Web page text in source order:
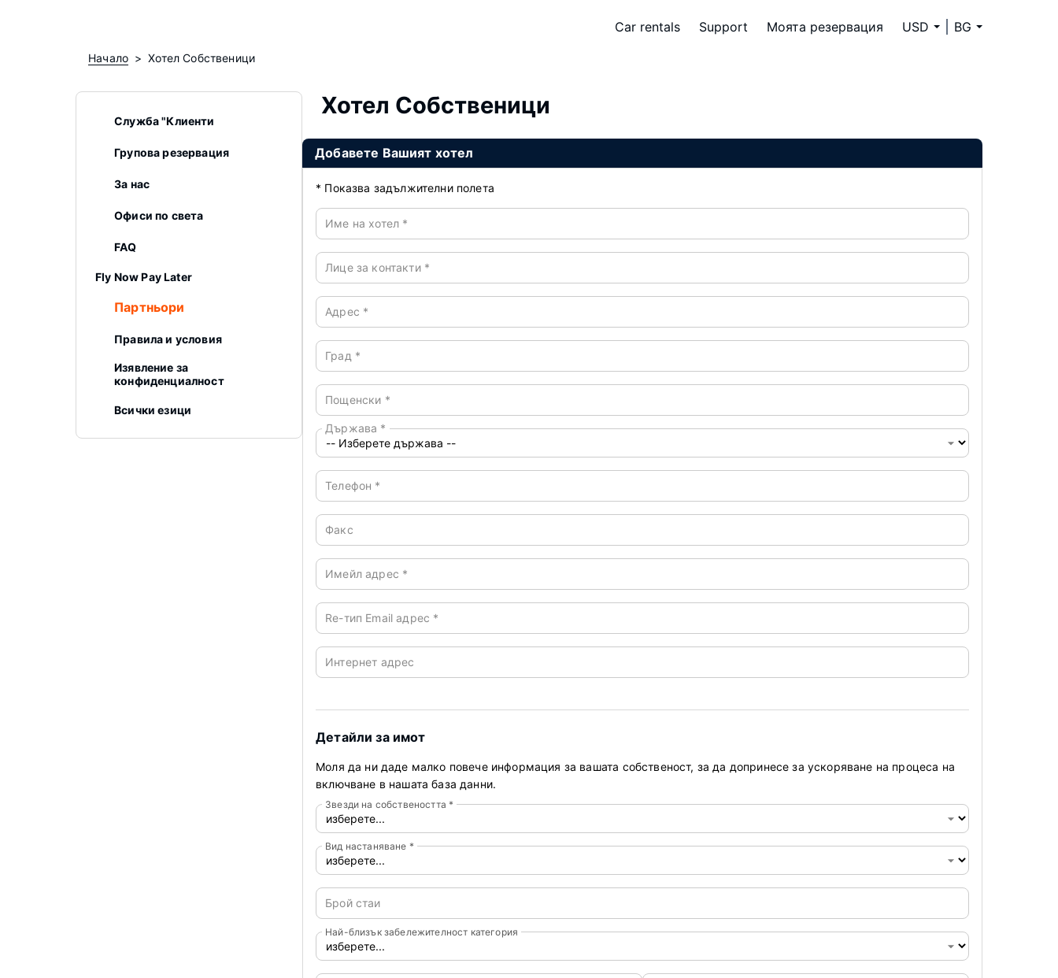
Car rentals Support Моята резервация USD BG
Начало Хотел Собственици
Служба "Клиенти
Групова резервация
За нас
Офиси по света
FAQ
Fly Now Pay Later
Партньори
Правила и условия
Изявление за
конфиденциалност
Всички езици
Хотел Собственици
Добавете Вашият хотел
* Показва задължителни полета
Име на хотел *
Лице за контакти *
Адрес *
Град *
Пощенски *
Държава *
Телефон *
Факс
Имейл адрес *
Re-тип Email адрес *
Интернет адрес
Детайли за имот
Моля да ни даде малко повече информация за вашата собственост, за да допринесе за ускоряване на процеса на
включване в нашата база данни.
Звезди на собствеността *
Вид настаняване *
Брой стаи
Най-близък забележителност категория